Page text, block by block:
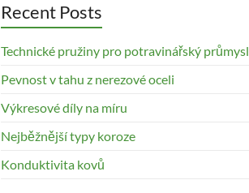
Recent Posts
Technické pružiny pro potravinářský průmysl
Pevnost v tahu z nerezové oceli
Výkresové díly na míru
Nejběžnější typy koroze
Konduktivita kovů